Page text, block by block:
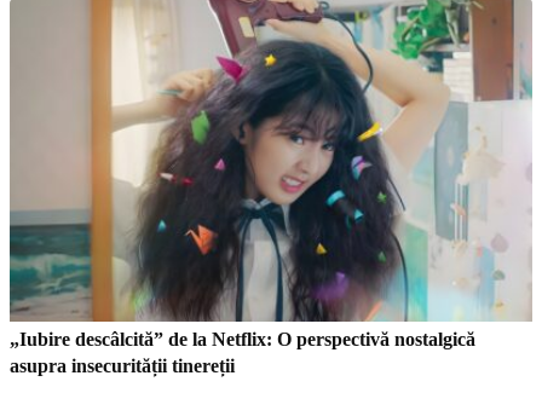
„Iubire descâlcită” de la Netflix: O perspectivă nostalgică
asupra insecurității tinereții